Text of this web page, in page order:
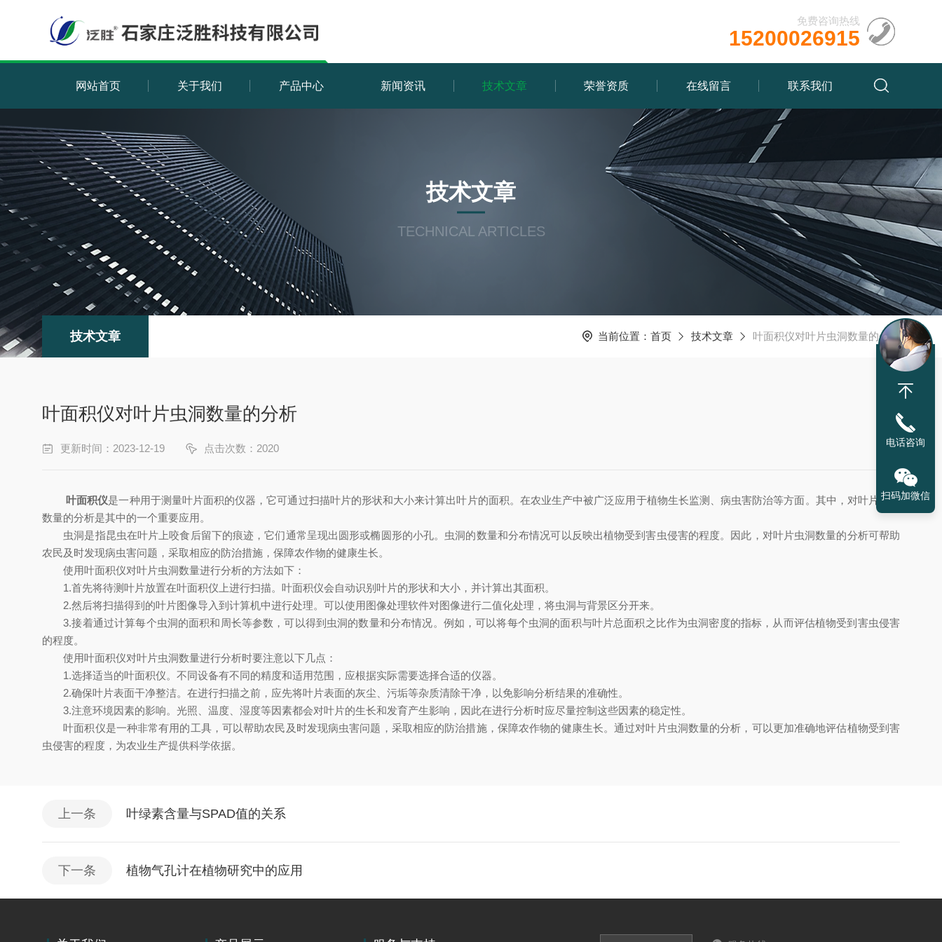
免费咨询热线
15200026915
网站首页 关于我们 产品中心 新闻资讯 技术文章 荣誉资质 在线留言 联系我们
技术文章
TECHNICAL ARTICLES
技术文章 当前位置： 首页 技术文章 叶面积仪对叶片虫洞数量的分析
叶面积仪对叶片虫洞数量的分析
更新时间：2023-12-19 点击次数：2020
叶面积仪是一种用于测量叶片面积的仪器，它可通过扫描叶片的形状和大小来计算出叶片的面积。在农业生产中被广泛应用于植物生长监测、病虫害防治等方面。其中，对叶片虫洞
数量的分析是其中的一个重要应用。
虫洞是指昆虫在叶片上咬食后留下的痕迹，它们通常呈现出圆形或椭圆形的小孔。虫洞的数量和分布情况可以反映出植物受到害虫侵害的程度。因此，对叶片虫洞数量的分析可帮助
农民及时发现病虫害问题，采取相应的防治措施，保障农作物的健康生长。
使用叶面积仪对叶片虫洞数量进行分析的方法如下：
1.首先将待测叶片放置在叶面积仪上进行扫描。叶面积仪会自动识别叶片的形状和大小，并计算出其面积。
2.然后将扫描得到的叶片图像导入到计算机中进行处理。可以使用图像处理软件对图像进行二值化处理，将虫洞与背景区分开来。
3.接着通过计算每个虫洞的面积和周长等参数，可以得到虫洞的数量和分布情况。例如，可以将每个虫洞的面积与叶片总面积之比作为虫洞密度的指标，从而评估植物受到害虫侵害
的程度。
使用叶面积仪对叶片虫洞数量进行分析时要注意以下几点：
1.选择适当的叶面积仪。不同设备有不同的精度和适用范围，应根据实际需要选择合适的仪器。
2.确保叶片表面干净整洁。在进行扫描之前，应先将叶片表面的灰尘、污垢等杂质清除干净，以免影响分析结果的准确性。
3.注意环境因素的影响。光照、温度、湿度等因素都会对叶片的生长和发育产生影响，因此在进行分析时应尽量控制这些因素的稳定性。
叶面积仪是一种非常有用的工具，可以帮助农民及时发现病虫害问题，采取相应的防治措施，保障农作物的健康生长。通过对叶片虫洞数量的分析，可以更加准确地评估植物受到害
虫侵害的程度，为农业生产提供科学依据。
上一条 叶绿素含量与SPAD值的关系
下一条 植物气孔计在植物研究中的应用
电话咨询
扫码加微信